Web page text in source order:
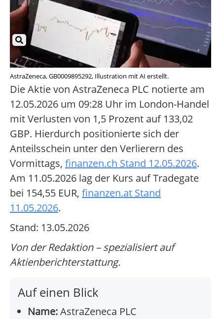
AstraZeneca, GB0009895292, Illustration mit AI erstellt.
Die Aktie von AstraZeneca PLC notierte am
12.05.2026 um 09:28 Uhr im London-Handel
mit Verlusten von 1,5 Prozent auf 133,02
GBP. Hierdurch positionierte sich der
Anteilsschein unter den Verlierern des
Vormittags, finanzen.ch Stand 12.05.2026.
Am 11.05.2026 lag der Kurs auf Tradegate
bei 154,55 EUR, finanzen.at Stand
11.05.2026.
Stand: 13.05.2026
Von der Redaktion – spezialisiert auf
Aktienberichterstattung.
Auf einen Blick
Name:AstraZeneca PLC